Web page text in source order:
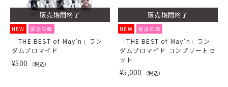
販売期間終了
NEW 受注生産
「THE BEST of May’n」ラン
ダムブロマイド
¥500 （税込）
販売期間終了
NEW 受注生産
「THE BEST of May’n」ラン
ダムブロマイド コンプリートセ
ット
¥5,000 （税込）